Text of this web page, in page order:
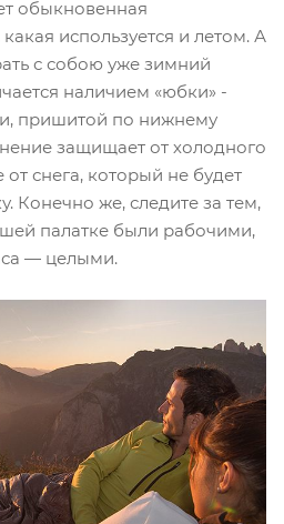
обыкновенная
используется и летом. А
с собою уже зимний
наличием «юбки» -
пришитой по нижнему
защищает от холодного
снега, который не будет
Конечно же, следите за тем,
палатке были рабочими,
— целыми.